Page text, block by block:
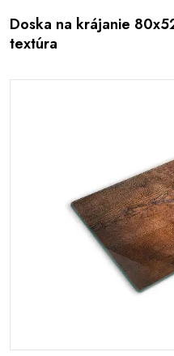
Doska na krájanie
textúra